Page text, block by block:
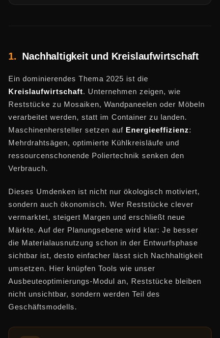
1. Nachhaltigkeit und Kreislaufwirtschaft
Ein dominierendes Thema 2025 ist die
Kreislaufwirtschaft. Unternehmen zeigen, wie
Reststücke zu Mosaiken, Wandpaneelen oder Möbeln
verarbeitet werden, statt im Container zu landen.
Maschinenhersteller setzen auf Energieeffizienz:
Mehrdrahtsägen, optimierte Kühlkreisläufe und
ressourcenschonende Poliertechnik senken den
Verbrauch.
Dieses Umdenken ist nicht nur ökologisch motiviert,
sondern auch ökonomisch. Wer Reststücke clever
vermarktet, steigert Margen und erschließt neue
Märkte. Auf der Planungsebene wird klar: Je besser
die Materialausnutzung schon in der Entwurfsphase
sichtbar ist, desto einfacher lässt sich Nachhaltigkeit
umsetzen. Hier knüpfen Tools wie unser
Ausbeuteoptimierungs-Modul an, Reststücke bleiben
nicht unsichtbar, sondern werden Teil des
Geschäftsmodells.